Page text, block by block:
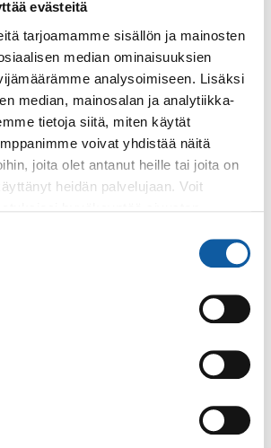
evästeitä
tarjoamamme sisällön ja mainosten
median ominaisuuksien
analysoimiseen. Lisäksi
median, mainosalan ja analytiikka-
tietoja siitä, miten käytät
voivat yhdistää näitä
joita olet antanut heille tai joita on
heidän palvelujaan. Voit
klo 10:00–11:00
Kaira - Osaamisraketti-
klo 10:00–11:00
SYKSYYN -
ja Materiaalitorin
Kaira - Vastuullisuusvartti